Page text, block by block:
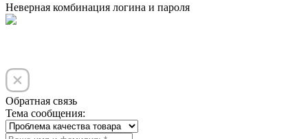
Неверная комбинация логина и пароля
Обратная связь
Тема сообщения: